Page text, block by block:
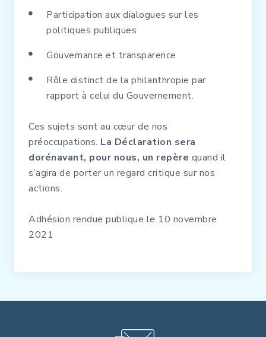
Participation aux dialogues sur les
politiques publiques
Gouvernance et transparence
Rôle distinct de la philanthropie par
rapport à celui du Gouvernement.
Ces sujets sont au cœur de nos
préoccupations. La Déclaration sera
dorénavant, pour nous, un repère quand il
s’agira de porter un regard critique sur nos
actions.
Adhésion rendue publique le 10 novembre
2021